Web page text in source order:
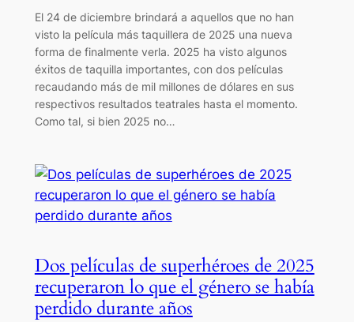
El 24 de diciembre brindará a aquellos que no han
visto la película más taquillera de 2025 una nueva
forma de finalmente verla. 2025 ha visto algunos
éxitos de taquilla importantes, con dos películas
recaudando más de mil millones de dólares en sus
respectivos resultados teatrales hasta el momento.
Como tal, si bien 2025 no…
Dos películas de superhéroes de 2025
recuperaron lo que el género se había
perdido durante años